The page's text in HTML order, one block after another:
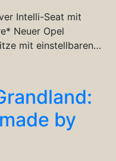
Intelli-Seat mit
Neuer Opel
mit einstellbaren…
by